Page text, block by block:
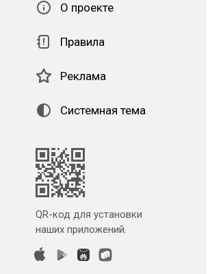
О проекте
Правила
Реклама
Системная тема
QR-код для установки
наших приложений.